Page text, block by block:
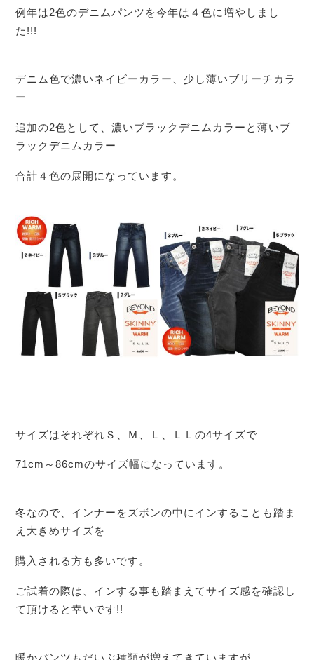
例年は2色のデニムパンツを今年は４色に増やしまし
た!!!
デニム色で濃いネイビーカラー、少し薄いブリーチカラ
ー
追加の2色として、濃いブラックデニムカラーと薄いブ
ラックデニムカラー
合計４色の展開になっています。
サイズはそれぞれＳ、Ｍ、Ｌ、ＬＬの4サイズで
71cm～86cmのサイズ幅になっています。
冬なので、インナーをズボンの中にインすることも踏ま
え大きめサイズを
購入される方も多いです。
ご試着の際は、インする事も踏まえてサイズ感を確認し
て頂けると幸いです!!
暖かパンツもだいぶ種類が増えてきていますが